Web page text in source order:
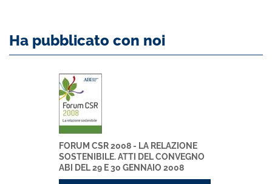
Ha pubblicato con noi
FORUM CSR 2008 - LA RELAZIONE
SOSTENIBILE. ATTI DEL CONVEGNO
ABI DEL 29 E 30 GENNAIO 2008